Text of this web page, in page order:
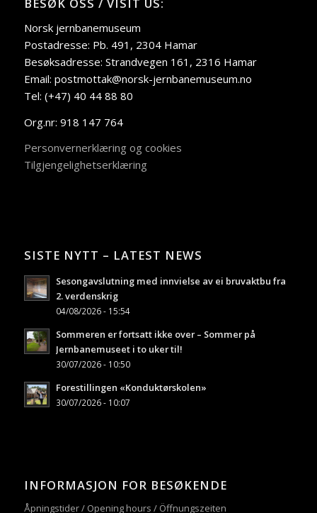
Norsk jernbanemuseum
Postadresse: Pb. 491, 2304 Hamar
Besøksadresse: Strandvegen 161, 2316 Hamar
Email: postmottak@norsk-jernbanemuseum.no
Tel: (+47) 40 44 88 80
Org.nr: 918 147 764
Personvernerklæring og cookies
Tilgjengelighetserklæring
SISTE NYTT – LATEST NEWS
Sesongavslutning med innvielse av ei bruvaktbu fra
2. verdenskrig
04/08/2026 - 15:54
Sommeren er fortsatt ikke over – Sommer på
Jernbanemuseet i to uker til!
30/07/2026 - 10:50
Forestillingen «Konduktørskolen»
30/07/2026 - 10:07
INFORMASJON FOR BESØKENDE
Åpningstider / Opening hours / Öffnungszeiten